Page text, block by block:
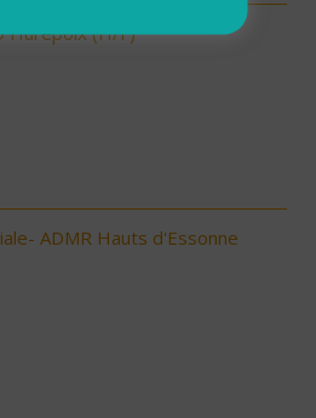
Hurepoix (H/F)
ADMR Hauts d'Essonne